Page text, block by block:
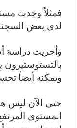
فمثلاً وجدت
لدى بعض
وأجريت دراسة
بالتستوستيرون
ويمكنه أيضاً
حتى الآن ليس
المستوى